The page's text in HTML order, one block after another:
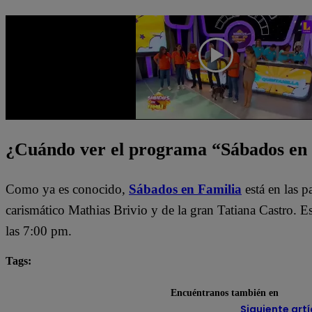
¿Cuándo ver el programa “Sábados
Como ya es conocido, Sábados en Familia está en las
carismático Mathias Brivio y de la gran Tatiana Castro.
las 7:00 pm.
Tags:
Encuéntranos también en